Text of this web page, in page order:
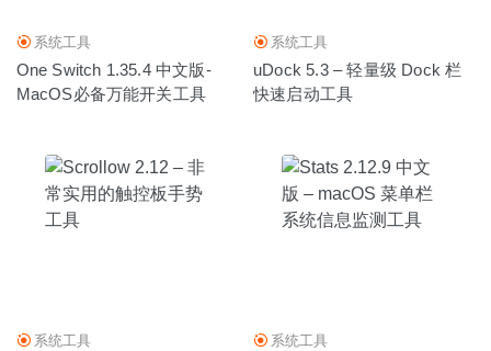
系统工具
One Switch 1.35.4 中文版-
MacOS必备万能开关工具
系统工具
uDock 5.3 – 轻量级 Dock 栏
快速启动工具
系统工具 系统工具